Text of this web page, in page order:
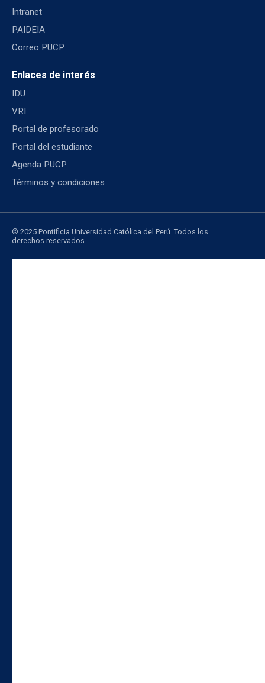
Intranet
PAIDEIA
Correo PUCP
Enlaces de interés
IDU
VRI
Portal de profesorado
Portal del estudiante
Agenda PUCP
Términos y condiciones
© 2025 Pontificia Universidad Católica del Perú. Todos los
derechos reservados.